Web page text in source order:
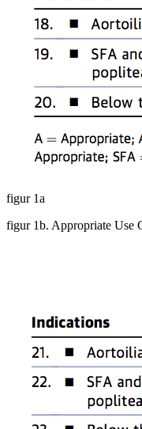
figur 1a
figur 1b. Appropriate Use